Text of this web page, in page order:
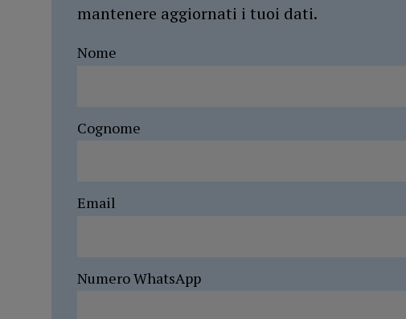
mantenere aggiornati i tuoi dati.
Nome
Cognome
Email
Numero WhatsApp